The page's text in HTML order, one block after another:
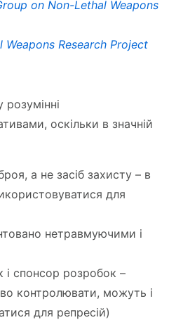
on Non-Lethal Weapons
Research Project
оскільки в значній
а не засіб захисту – в
для
нетравмуючими і
спонсор розробок –
контролювати, можуть і
для репресій)